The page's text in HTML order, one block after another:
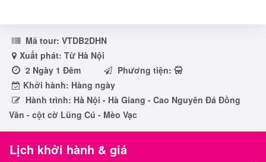
Mã tour: VTDB2DHN
Xuất phát: Từ Hà Nội
2 Ngày 1 Đêm
Phương tiện:
Khởi hành: Hàng ngày
Hành trình: Hà Nội - Hà Giang - Cao Nguyên Đá Đồng
Văn - cột cờ Lũng Cú - Mèo Vạc
Lịch khởi hành & giá